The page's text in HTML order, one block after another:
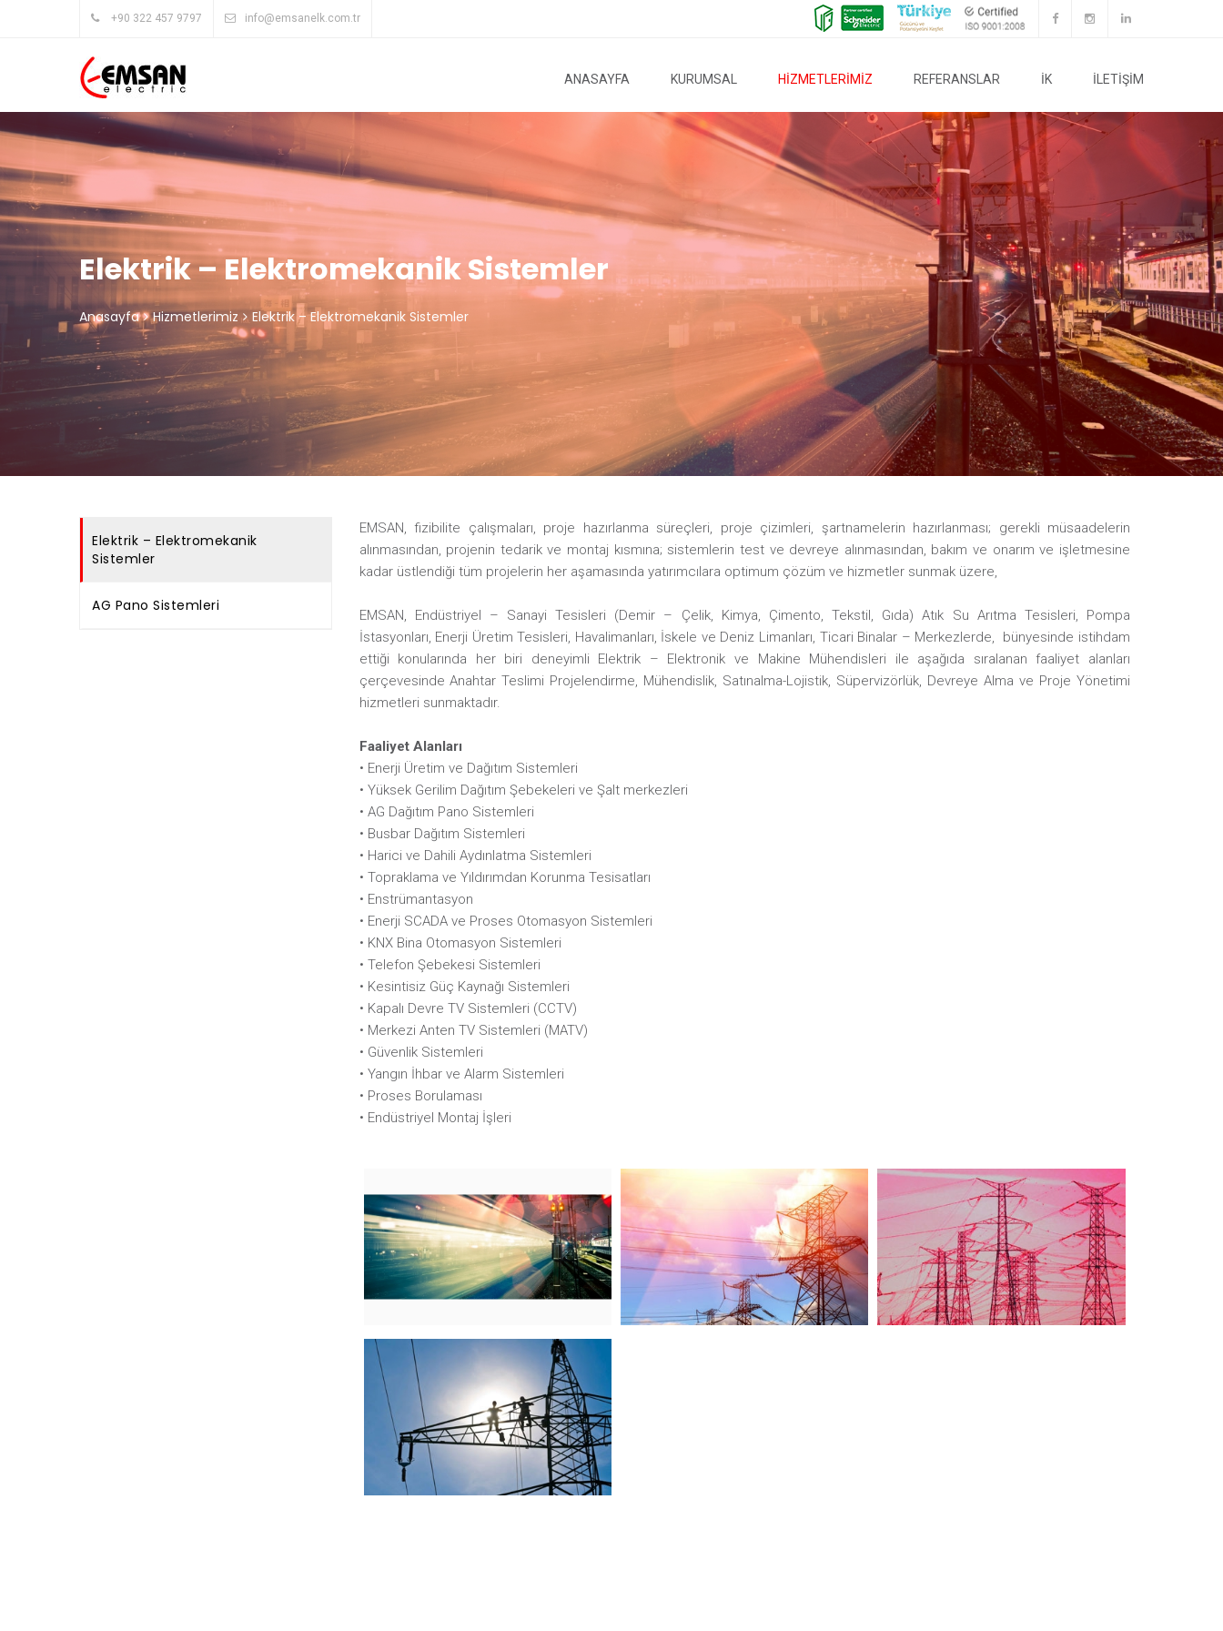
+90 322 457 9797 info@emsanelk.com.tr
ANASAYFA KURUMSAL HİZMETLERİMİZ REFERANSLAR İK İLETİŞİM
Elektrik – Elektromekanik Sistemler
Anasayfa Hizmetlerimiz Elektrik – Elektromekanik Sistemler
Elektrik – Elektromekanik
Sistemler
AG Pano Sistemleri
EMSAN, fizibilite çalışmaları, proje hazırlanma süreçleri, proje çizimleri, şartnamelerin hazırlanması; gerekli müsaadelerin
alınmasından, projenin tedarik ve montaj kısmına; sistemlerin test ve devreye alınmasından, bakım ve onarım ve işletmesine
kadar üstlendiği tüm projelerin her aşamasında yatırımcılara optimum çözüm ve hizmetler sunmak üzere,
EMSAN, Endüstriyel – Sanayi Tesisleri (Demir – Çelik, Kimya, Çimento, Tekstil, Gıda) Atık Su Arıtma Tesisleri, Pompa
İstasyonları, Enerji Üretim Tesisleri, Havalimanları, İskele ve Deniz Limanları, Ticari Binalar – Merkezlerde, bünyesinde istihdam
ettiği konularında her biri deneyimli Elektrik – Elektronik ve Makine Mühendisleri ile aşağıda sıralanan faaliyet alanları
çerçevesinde Anahtar Teslimi Projelendirme, Mühendislik, Satınalma-Lojistik, Süpervizörlük, Devreye Alma ve Proje Yönetimi
hizmetleri sunmaktadır.
Faaliyet Alanları
• Enerji Üretim ve Dağıtım Sistemleri
• Yüksek Gerilim Dağıtım Şebekeleri ve Şalt merkezleri
• AG Dağıtım Pano Sistemleri
• Busbar Dağıtım Sistemleri
• Harici ve Dahili Aydınlatma Sistemleri
• Topraklama ve Yıldırımdan Korunma Tesisatları
• Enstrümantasyon
• Enerji SCADA ve Proses Otomasyon Sistemleri
• KNX Bina Otomasyon Sistemleri
• Telefon Şebekesi Sistemleri
• Kesintisiz Güç Kaynağı Sistemleri
• Kapalı Devre TV Sistemleri (CCTV)
• Merkezi Anten TV Sistemleri (MATV)
• Güvenlik Sistemleri
• Yangın İhbar ve Alarm Sistemleri
• Proses Borulaması
• Endüstriyel Montaj İşleri